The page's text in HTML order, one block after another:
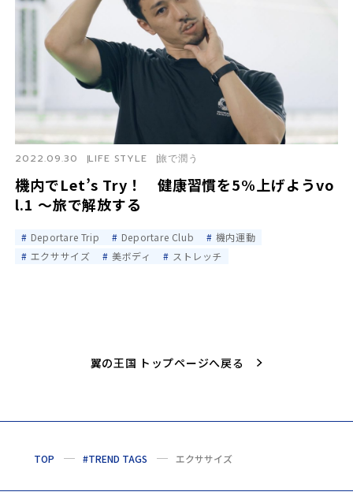
機内でLet’s Try！ 健康習慣を5%上げようvo
l.1 〜旅で解放する
2022.09.30 LIFE STYLE 旅で潤う
Deportare Trip Deportare Club
機内運動
エクササイズ
美ボディ ストレッチ
翼の王国 トップページへ戻る
TOP #TREND TAGS エクササイズ